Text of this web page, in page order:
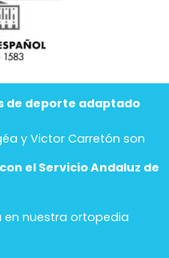
de deporte adaptado
y Victor Carretón son
el Servicio Andaluz de
en nuestra ortopedia